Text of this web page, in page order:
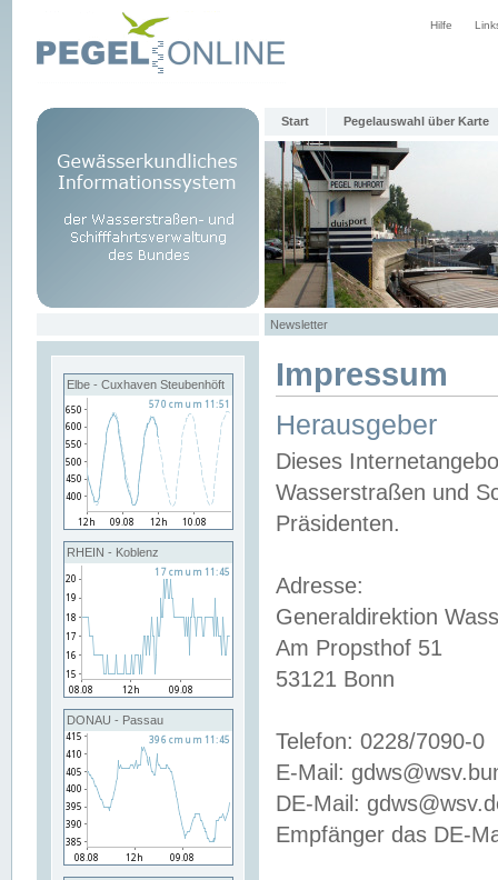
Hilfe
Start Pegelauswahl über Karte
Newsletter
Elbe - Cuxhaven Steubenhöft
RHEIN - Koblenz
DONAU - Passau
Impressum
Herausgeber
Dieses
Wasserstraßen und
Präsidenten.
Adresse:
Generaldirektion
Am Propsthof 51
53121 Bonn
Telefon: 0228/7090-0
E-Mail:
DE-Mail:
Empfänger das DE-